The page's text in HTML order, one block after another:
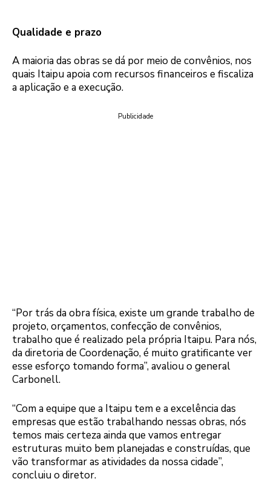
Qualidade e prazo
A maioria das obras se dá por meio de convênios, nos
quais Itaipu apoia com recursos financeiros e fiscaliza
a aplicação e a execução.
Publicidade
“Por trás da obra física, existe um grande trabalho de
projeto, orçamentos, confecção de convênios,
trabalho que é realizado pela própria Itaipu. Para nós,
da diretoria de Coordenação, é muito gratificante ver
esse esforço tomando forma”, avaliou o general
Carbonell.
“Com a equipe que a Itaipu tem e a excelência das
empresas que estão trabalhando nessas obras, nós
temos mais certeza ainda que vamos entregar
estruturas muito bem planejadas e construídas, que
vão transformar as atividades da nossa cidade”,
concluiu o diretor.